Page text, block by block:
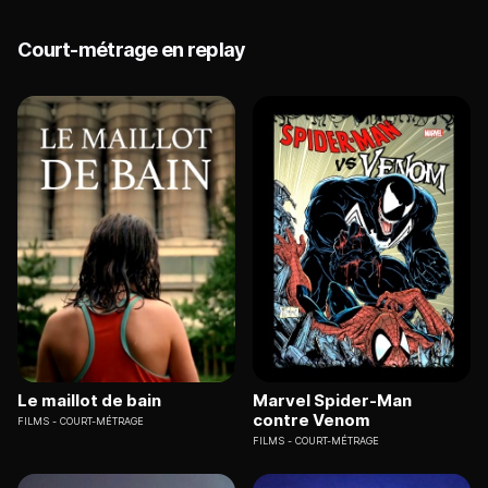
Court-métrage en replay
Le maillot de bain
FILMS COURT-MÉTRAGE
Marvel Spider-Man
contre Venom
FILMS COURT-MÉTRAGE